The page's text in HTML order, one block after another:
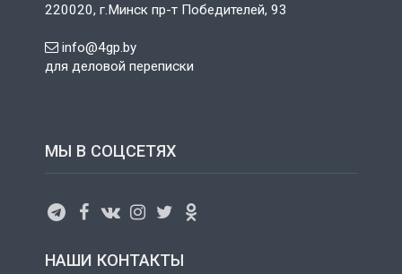
220020, г.Минск пр-т Победителей, 93
info@4gp.by
для деловой переписки
МЫ В СОЦСЕТЯХ
НАШИ КОНТАКТЫ